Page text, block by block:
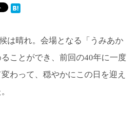
は晴れ。会場となる「うみあか
ことができ、前回の40年に一度
わって、穏やかにこの日を迎え